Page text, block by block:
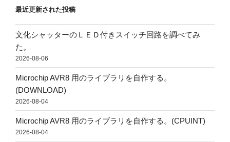
最近更新された投稿
文化シャッターのＬＥＤ付きスイッチ回路を調べてみ
た。
2026-08-06
Microchip AVR8 用のライブラリを自作する。
(DOWNLOAD)
2026-08-04
Microchip AVR8 用のライブラリを自作する。(CPUINT)
2026-08-04